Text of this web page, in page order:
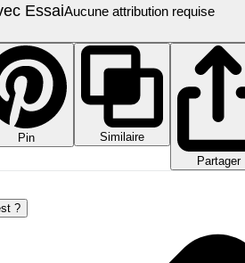
EssaiAucune attribution requise
Pin
Similaire
Partager
?